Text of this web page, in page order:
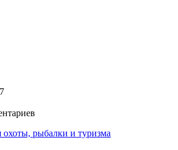
охоты, рыбалки и туризма